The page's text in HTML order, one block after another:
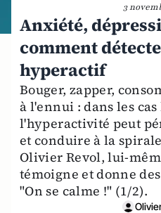
3
Anxiété,
comment
hyperactif
Bouger, zapper,
à l'ennui : dans les
l'hyperactivité peut
et conduire à la
Olivier Revol, lui-
témoigne et donne
"On se calme !" (1/2).